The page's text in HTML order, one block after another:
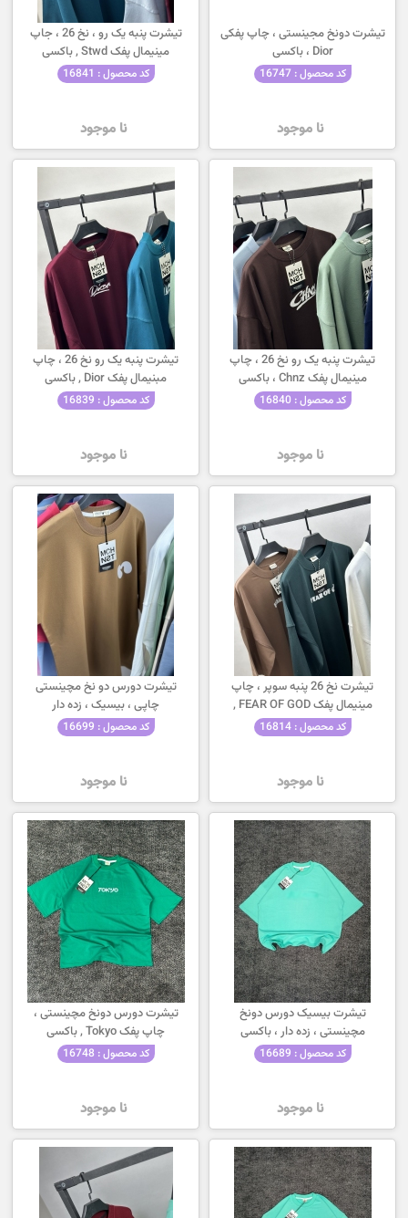
تیشرت دونخ مجینستی ، چاپ پفکی
Dior ، باکسی
کد محصول : 16747
نا موجود
تیشرت پنبه یک رو ، نخ 26 ، جاپ
مینیمال پفک Stwd , باکسی
کد محصول : 16841
نا موجود
تیشرت پنبه یک رو نخ 26 ، چاپ
مینیمال پفک Chnz ، باکسی
کد محصول : 16840
نا موجود
تیشرت پنبه یک رو نخ 26 ، چاپ
مبنیمال پفک Dior , باکسی
کد محصول : 16839
نا موجود
تیشرت نخ 26 پنبه سوپر ، چاپ
مینیمال پفک FEAR OF GOD ,
باکسی
کد محصول : 16814
نا موجود
تیشرت دورس دو نخ مچینستی
چاپی ، بیسیک ، زده دار
کد محصول : 16699
نا موجود
تیشرت بیسیک دورس دونخ
مچینستی ، زده دار ، باکسی
کد محصول : 16689
نا موجود
تیشرت دورس دونخ مچینستی ،
چاپ پفک Tokyo , باکسی
کد محصول : 16748
نا موجود